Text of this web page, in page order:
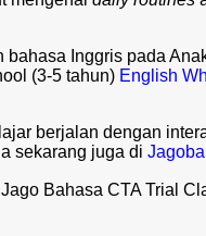
Inggris pada
(3-5 tahun) English
berjalan dengan
sekarang juga di